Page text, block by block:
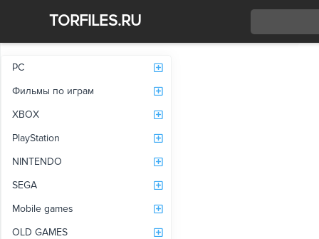
TORFILES.RU
PC
Фильмы по играм
XBOX
PlayStation
NINTENDO
SEGA
Mobile games
OLD GAMES